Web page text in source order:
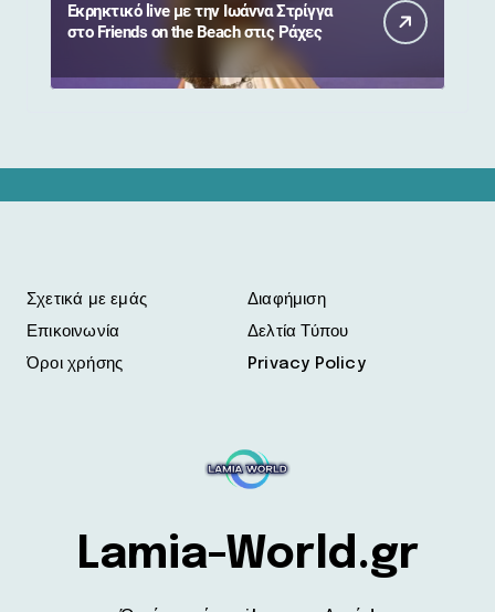
Εκρηκτικό live με την Ιωάννα Στρίγγα
στο Friends on the Beach στις Ράχες
Σχετικά με εμάς
Επικοινωνία
Όροι χρήσης
Διαφήμιση
Δελτία Τύπου
Privacy Policy
Lamia-World.gr